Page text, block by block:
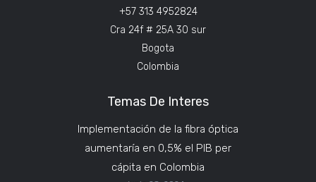
+57 313 4952824
Cra 24f # 25A 30 sur
Bogota
Colombia
Temas De Interes
Implementación de la fibra óptica
aumentaría en 0,5% el PIB per
cápita en Colombia